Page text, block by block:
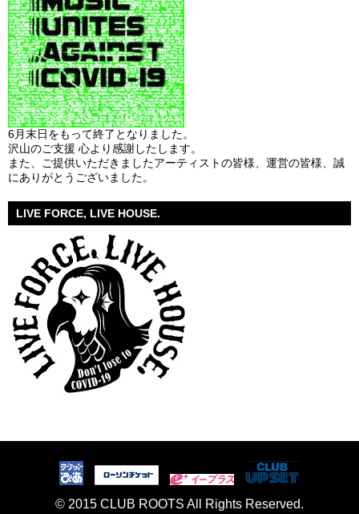
6月末日をもって終了となりました。
沢山のご支援 心より感謝したします。
また、ご提供いただきましたアーティストの皆様、運営の皆様、誠
にありがとうございました。
LIVE FORCE, LIVE HOUSE.
© 2015 CLUB ROOTS All Rights Reserved.